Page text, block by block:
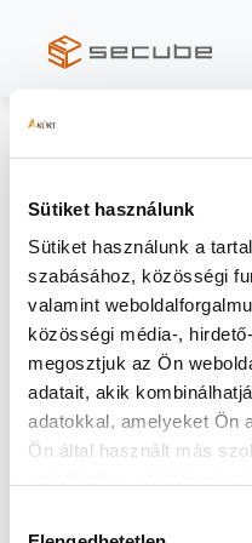
Sütiket használunk
Sütiket használunk a
szabásához, közösségi
valamint
közösségi média-,
megosztjuk az Ön
adatait, akik
adatokkal, amelyeket Ön
Ön által használt más
Inventory
A videó az Inventory
melynek használatával
kapcsolati viszonyba